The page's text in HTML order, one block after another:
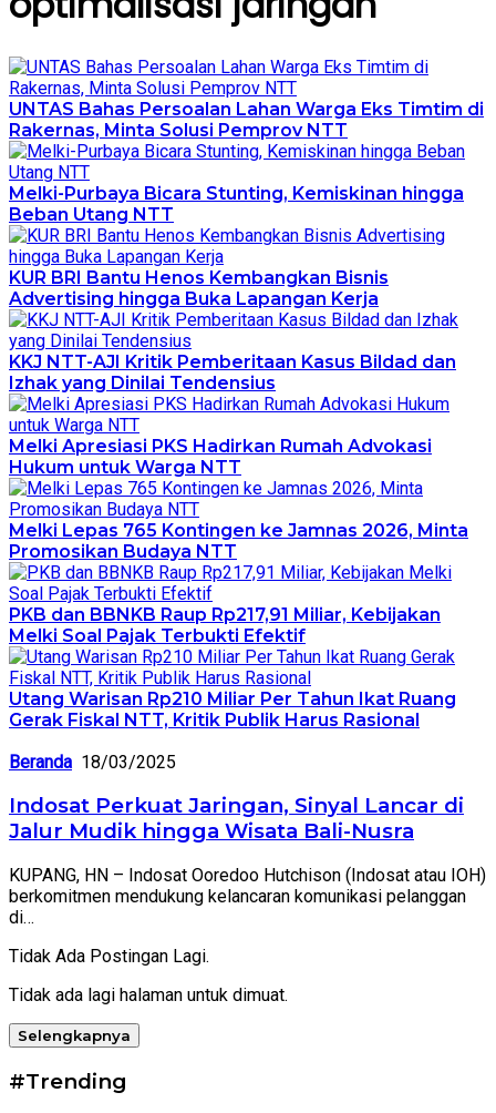
UNTAS Bahas Persoalan Lahan Warga Eks Timtim di
Rakernas, Minta Solusi Pemprov NTT
Melki-Purbaya Bicara Stunting, Kemiskinan hingga
Beban Utang NTT
KUR BRI Bantu Henos Kembangkan Bisnis
Advertising hingga Buka Lapangan Kerja
KKJ NTT-AJI Kritik Pemberitaan Kasus Bildad dan
Izhak yang Dinilai Tendensius
Melki Apresiasi PKS Hadirkan Rumah Advokasi
Hukum untuk Warga NTT
Melki Lepas 765 Kontingen ke Jamnas 2026, Minta
Promosikan Budaya NTT
PKB dan BBNKB Raup Rp217,91 Miliar, Kebijakan
Melki Soal Pajak Terbukti Efektif
Utang Warisan Rp210 Miliar Per Tahun Ikat Ruang
Gerak Fiskal NTT, Kritik Publik Harus Rasional
Beranda 18/03/2025
Indosat Perkuat Jaringan, Sinyal Lancar di
Jalur Mudik hingga Wisata Bali-Nusra
KUPANG, HN – Indosat Ooredoo Hutchison (Indosat atau IOH)
berkomitmen mendukung kelancaran komunikasi pelanggan
di…
Tidak Ada Postingan Lagi.
Tidak ada lagi halaman untuk dimuat.
Selengkapnya
#Trending